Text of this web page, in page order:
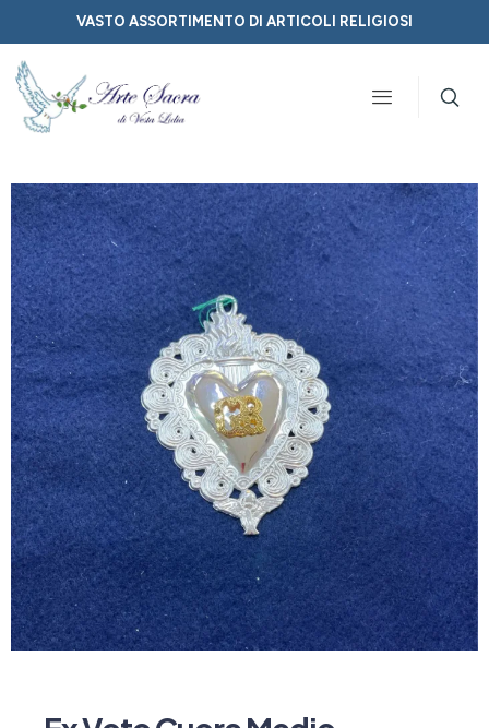
VASTO ASSORTIMENTO DI ARTICOLI RELIGIOSI